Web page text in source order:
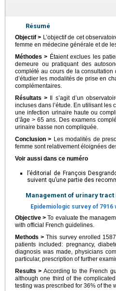
Résumé
Objectif > L’objectif de cet
femme en médecine générale et de
Méthodes > Étaient exclues les
demeure ou pratiquant des
complété au cours de la
d’étudier les modalités de prise en
complémentaires.
Résultats > Il s’agit d’un
incluses dans l’étude. En utilisant
une infection urinaire haute ou
d’âge > 65 ans. Des examens
urinaire basse non compliquée.
Conclusion > Les modalités de
femme sont relativement éloignées
Voir aussi dans ce numéro
l’éditorial de François
suivent qu’une partie des
Management of urinary
Epidemiologic survey of 7916
Objective > To evaluate the
with official French guidelines.
Methods > This survey enrolled
patients included: pregnancy,
diagnosis was made, physicians
particular, prescription of further
Results > According to the French
although one third of the
testing was prescribed for 36% of the